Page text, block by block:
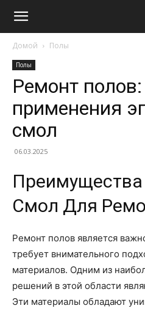
Домой Полы
Полы
Ремонт
применения
смол
06.03.2025
Смол Для
Ремонт полов является
требует внимательного
материалов. Одним из
решений в этой области
Эти материалы обладают